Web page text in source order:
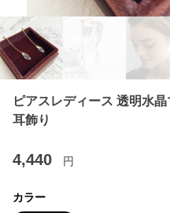
ピアスレディース 透明水
耳飾り
4,440 円
カラー